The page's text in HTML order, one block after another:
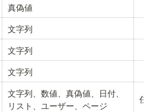
真偽値
文字列
文字列
文字列
文字列、数値、真偽値、日付、
リスト、ユーザー、ページ
任